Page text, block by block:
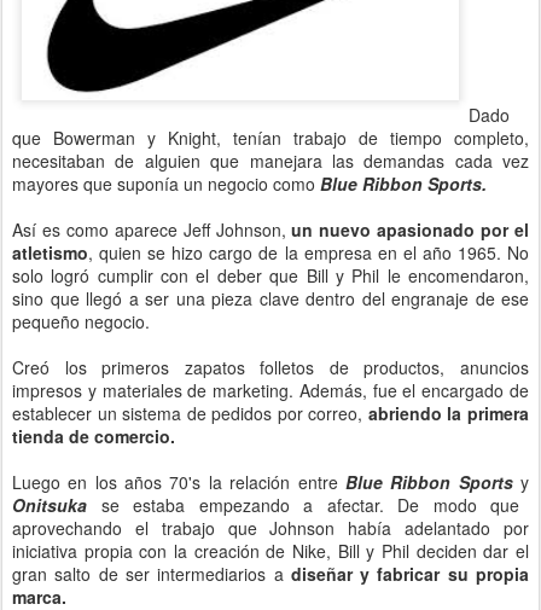
Dado
que Bowerman y Knight, tenían trabajo de tiempo completo,
necesitaban de alguien que manejara las demandas cada vez
mayores que suponía un negocio como Blue Ribbon Sports.
Así es como aparece Jeff Johnson,un nuevo apasionado por el
atletismo, quien se hizo cargo de la empresa en el año 1965. No
solo logró cumplir con el deber que Bill y Phil le encomendaron,
sino que llegó a ser una pieza clave dentro del engranaje de ese
pequeño negocio.
Creó los primeros zapatos folletos de productos, anuncios
impresos y materiales de marketing. Además, fue el encargado de
establecer un sistema de pedidos por correo, abriendo la primera
tienda de comercio.
Luego en los años 70's la relación entre Blue Ribbon Sportsy
Onitsuka se estaba empezando a afectar. De modo que
aprovechando el trabajo que Johnson había adelantado por
iniciativa propia con la creación de Nike, Bill y Phil deciden dar el
gran salto de ser intermediarios a diseñar y fabricar su propia
marca.